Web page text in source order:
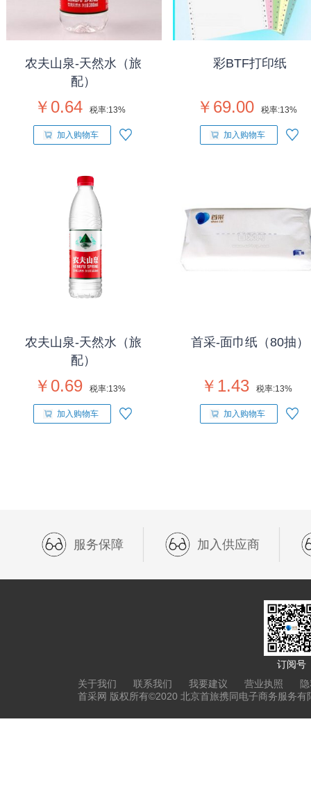
农夫山泉-天然水（旅
配）
￥0.64 税率:13%
加入购物车
彩BTF打印纸
￥69.00 税率:13%
加入购物车
农夫山泉-天然水（旅
配）
￥0.69 税率:13%
加入购物车
首采-面巾纸（80抽）
￥1.43 税率:13%
加入购物车
服务保障 加入供应商
订阅号
关于我们
联系我们 我要建议 营业执照
首采网 版权所有©2020 北京首旅携同电子商务服务有